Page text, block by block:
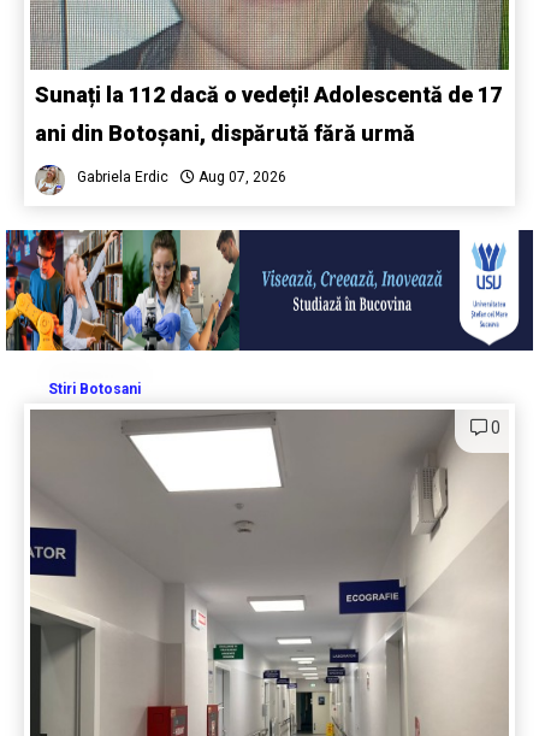
Sunați la 112 dacă o vedeți! Adolescentă de 17
ani din Botoșani, dispărută fără urmă
Gabriela Erdic Aug 07, 2026
Stiri Botosani
0